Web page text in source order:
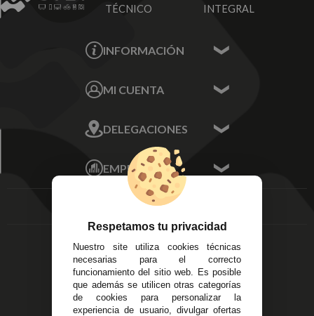
TÉCNICO
INTEGRAL
INFORMACIÓN
Sobre nosotros
MI CUENTA
Mis Direcciones
Mis Pedidos
Mis favoritos
FAQ's
DELEGACIONES
Écija - Sevilla
Av. Plaza de Toros.
Local 3
Córdoba
14
Alzira - Valencia
C/ Esplugues, 135
EMPRESA
Aviso Legal
Devoluciones
Política de Privacidad
Pago Seguro
Terminos y
Condiciones Generales
Políticas de Cookies
Respetamos tu privacidad
Nuestro site utiliza cookies técnicas
necesarias para el correcto
funcionamiento del sitio web. Es posible
que además se utilicen otras categorías
de cookies para personalizar la
experiencia de usuario, divulgar ofertas